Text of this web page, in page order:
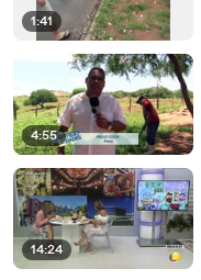
1:41
4:55
14:24